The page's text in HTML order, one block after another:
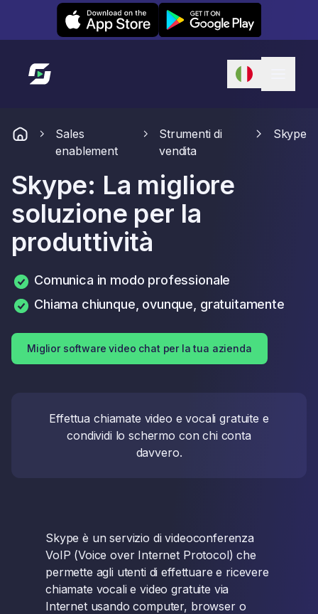
Leexi on iOS Leexi on Android
Link alla homepage
Sales
enablement
Strumenti di
vendita
Skype
Skype: La migliore
soluzione per la
produttività
Comunica in modo professionale
Chiama chiunque, ovunque, gratuitamente
Miglior software video chat per la tua azienda
Effettua chiamate video e vocali gratuite e
condividi lo schermo con chi conta
davvero.
Skype è un servizio di videoconferenza
VoIP (Voice over Internet Protocol) che
permette agli utenti di effettuare e ricevere
chiamate vocali e video gratuite via
Internet usando computer, browser o